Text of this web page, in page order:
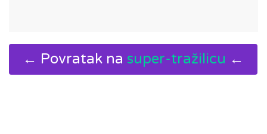
← Povratak na super-tražilicu ←